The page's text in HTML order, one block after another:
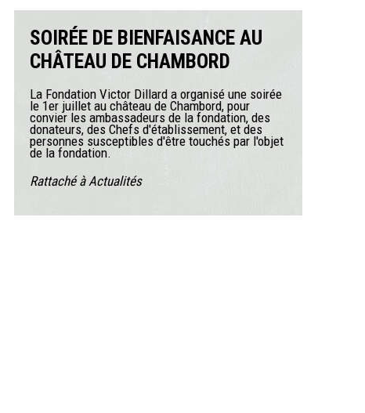
SOIRÉE DE BIENFAISANCE AU
CHÂTEAU DE CHAMBORD
La Fondation Victor Dillard a organisé une soirée
le 1er juillet au château de Chambord, pour
convier les ambassadeurs de la fondation, des
donateurs, des Chefs d'établissement, et des
personnes susceptibles d'être touchés par l'objet
de la fondation.
Rattaché à Actualités